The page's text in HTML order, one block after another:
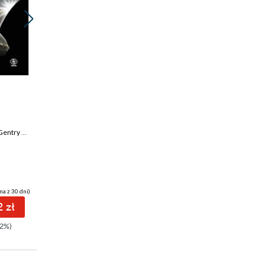
Lee
z 30 dni)
zł